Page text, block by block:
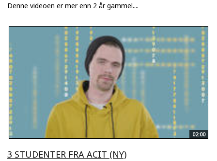
Denne videoen er mer enn 2 år gammel....
02:00
3 STUDENTER FRA ACIT (NY)